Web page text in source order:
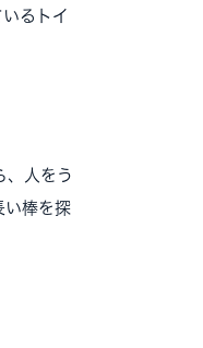
るトイ
、人をう
い棒を探